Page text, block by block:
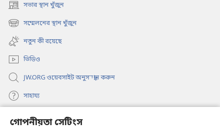
গোপনীয়তা সেটিংস
সভার স্থান খুঁজুন
(opens
new
window)
সম্মেলনের স্থান খুঁজুন
(opens
new
window)
নতুন কী রয়েছে
ভিডিও
JW.ORG ওয়েবসাইট অনুসন্ধান করুন
সাহায্য
দান
(opens